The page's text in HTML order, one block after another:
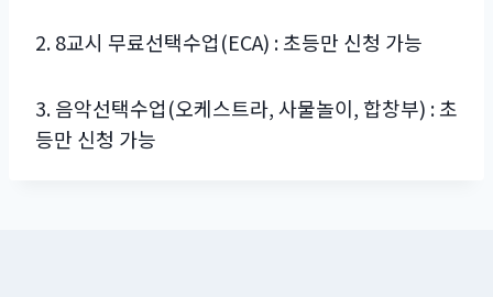
2. 8교시 무료선택수업(ECA) : 초등만 신청 가능
3. 음악선택수업(오케스트라, 사물놀이, 합창부) : 초
등만 신청 가능